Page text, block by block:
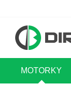
MOTORKY